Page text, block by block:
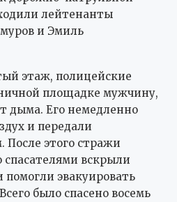
лейтенанты
и Эмиль
этаж, полицейские
площадке мужчину,
дыма. Его немедленно
и передали
этого стражи
спасателями вскрыли
эвакуировать
было спасено восемь